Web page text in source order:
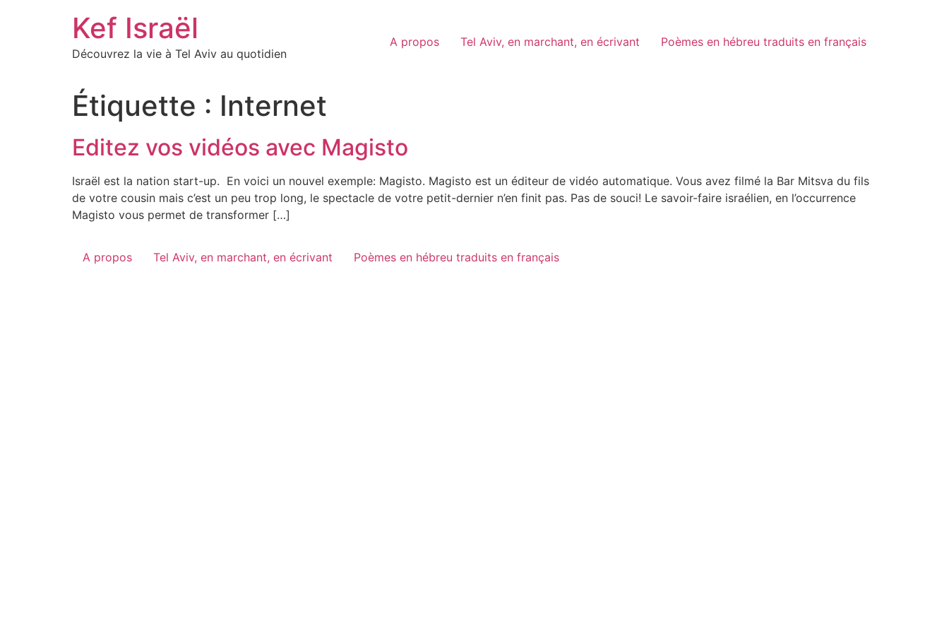
Kef Israël
Découvrez la vie à Tel Aviv au quotidien
A propos Tel Aviv, en marchant, en écrivant Poèmes en hébreu traduits en français
Étiquette : Internet
Editez vos vidéos avec Magisto
Israël est la nation start-up. En voici un nouvel exemple: Magisto. Magisto est un éditeur de vidéo automatique. Vous avez filmé la Bar Mitsva du fils
de votre cousin mais c’est un peu trop long, le spectacle de votre petit-dernier n’en finit pas. Pas de souci! Le savoir-faire israélien, en l’occurrence
Magisto vous permet de transformer […]
A propos Tel Aviv, en marchant, en écrivant Poèmes en hébreu traduits en français